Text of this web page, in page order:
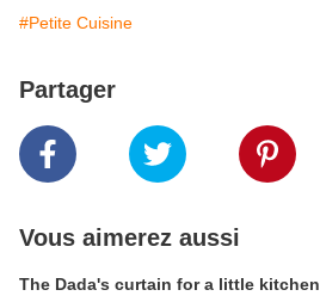
#Petite Cuisine
Partager
Vous aimerez aussi
The Dada's curtain for a little kitchen